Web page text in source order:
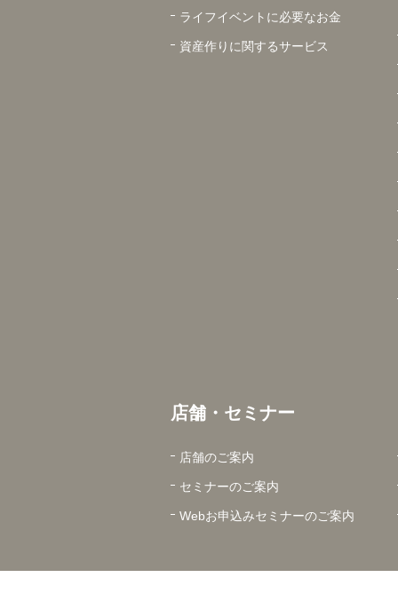
ライフイベントに必要なお金
資産作りに関するサービス
店舗・セミナー
店舗のご案内
セミナーのご案内
Webお申込みセミナーのご案内